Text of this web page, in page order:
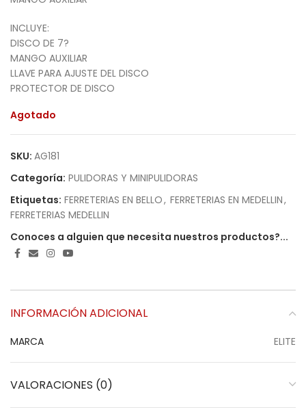
INCLUYE:
DISCO DE 7?
MANGO AUXILIAR
LLAVE PARA AJUSTE DEL DISCO
PROTECTOR DE DISCO
Agotado
SKU: AG181
Categoría: PULIDORAS Y MINIPULIDORAS
Etiquetas: FERRETERIAS EN BELLO, FERRETERIAS EN MEDELLIN,
FERRETERIAS MEDELLIN
Conoces a alguien que necesita nuestros productos?...
INFORMACIÓN ADICIONAL
MARCA ELITE
VALORACIONES (0)